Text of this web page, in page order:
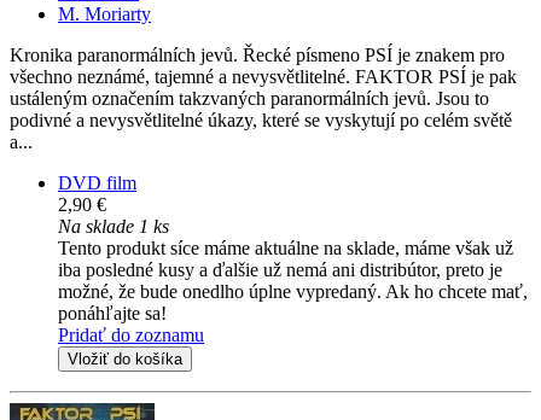
M. Moriarty
Kronika paranormálních jevů. Řecké písmeno PSÍ je znakem pro
všechno neznámé, tajemné a nevysvětlitelné. FAKTOR PSÍ je pak
ustáleným označením takzvaných paranormálních jevů. Jsou to
podivné a nevysvětlitelné úkazy, které se vyskytují po celém světě
a...
DVD film
2,90 €
Na sklade 1 ks
Tento produkt síce máme aktuálne na sklade, máme však už
iba posledné kusy a ďalšie už nemá ani distribútor, preto je
možné, že bude onedlho úplne vypredaný. Ak ho chcete mať,
ponáhľajte sa!
Pridať do zoznamu
Vložiť do košíka